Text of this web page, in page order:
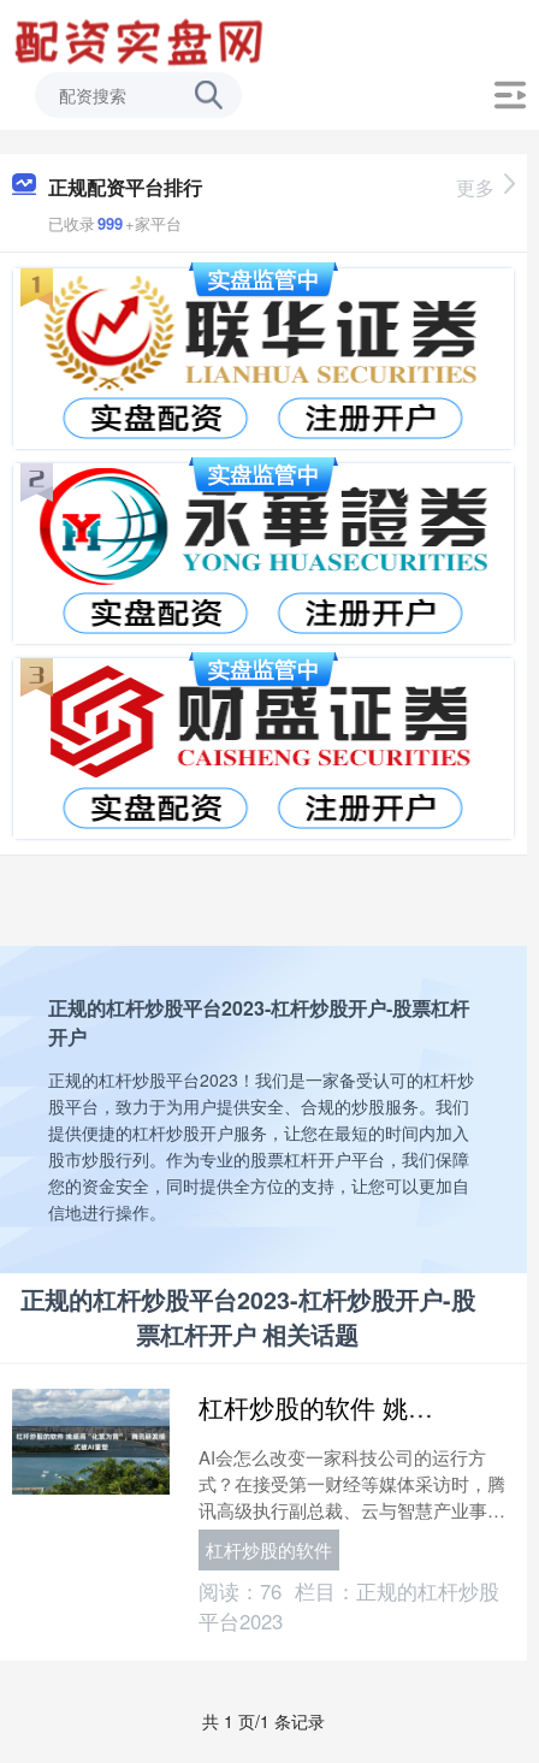
正规配资平台排行
已收录999+家平台
更多
正规的杠杆炒股平台2023-杠杆炒股开户-股票杠杆
开户
正规的杠杆炒股平台2023！我们是一家备受认可的杠杆炒
股平台，致力于为用户提供安全、合规的炒股服务。我们
提供便捷的杠杆炒股开户服务，让您在最短的时间内加入
股市炒股行列。作为专业的股票杠杆开户平台，我们保障
您的资金安全，同时提供全方位的支持，让您可以更加自
信地进行操作。
正规的杠杆炒股平台2023-杠杆炒股开户-股
票杠杆开户 相关话题
杠杆炒股的软件 姚顺雨“化繁为简”，腾讯研发模式被AI重塑
AI会怎么改变一家科技公司的运行方
式？在接受第一财经等媒体采访时，腾
讯高级执行副总裁、云与智慧产业事业
群CEO汤道生说杠杆炒股的软件，AI原
生产品研发团队变得比....
杠杆炒股的软件
阅读： 76 栏目： 正规的杠杆炒股
平台2023
共 1 页/1 条记录